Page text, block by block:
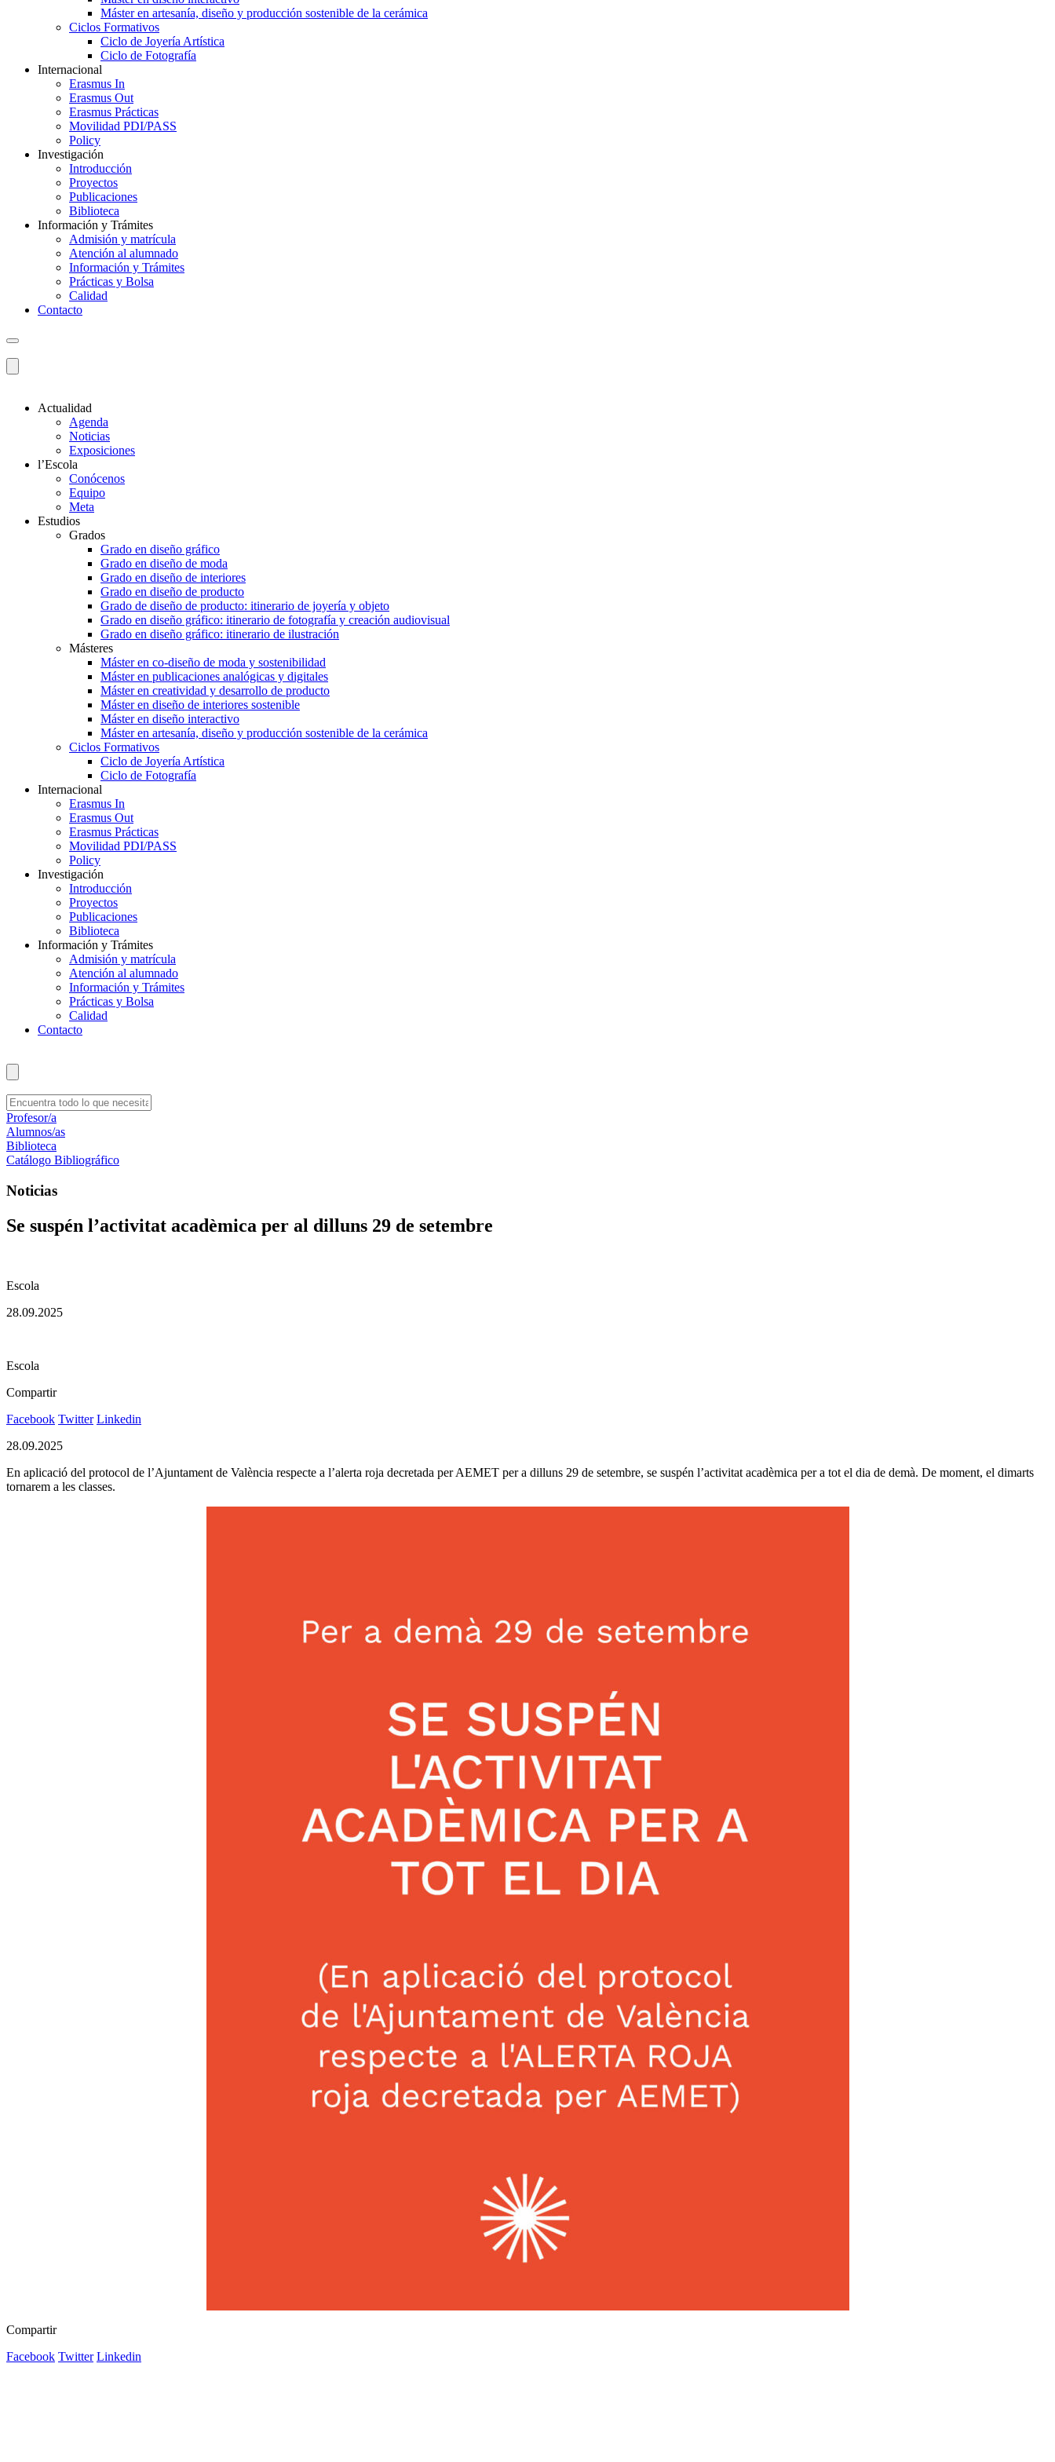
Máster en artesanía, diseño y producción sostenible de la cerámica
Ciclos Formativos
Ciclo de Joyería Artística
Ciclo de Fotografía
Internacional
Erasmus In
Erasmus Out
Erasmus Prácticas
Movilidad PDI/PASS
Policy
Investigación
Introducción
Proyectos
Publicaciones
Biblioteca
Información y Trámites
Admisión y matrícula
Atención al alumnado
Información y Trámites
Prácticas y Bolsa
Calidad
Contacto
Actualidad
Agenda
Noticias
Exposiciones
l’Escola
Conócenos
Equipo
Meta
Estudios
Grados
Grado en diseño gráfico
Grado en diseño de moda
Grado en diseño de interiores
Grado en diseño de producto
Grado de diseño de producto: itinerario de joyería y objeto
Grado en diseño gráfico: itinerario de fotografía y creación audiovisual
Grado en diseño gráfico: itinerario de ilustración
Másteres
Máster en co-diseño de moda y sostenibilidad
Máster en publicaciones analógicas y digitales
Máster en creatividad y desarrollo de producto
Máster en diseño de interiores sostenible
Máster en diseño interactivo
Máster en artesanía, diseño y producción sostenible de la cerámica
Ciclos Formativos
Ciclo de Joyería Artística
Ciclo de Fotografía
Internacional
Erasmus In
Erasmus Out
Erasmus Prácticas
Movilidad PDI/PASS
Policy
Investigación
Introducción
Proyectos
Publicaciones
Biblioteca
Información y Trámites
Admisión y matrícula
Atención al alumnado
Información y Trámites
Prácticas y Bolsa
Calidad
Contacto
Profesor/a
Alumnos/as
Biblioteca
Catálogo Bibliográfico
Noticias
Se suspén l’activitat acadèmica per al dilluns 29 de setembre
Escola
28.09.2025
Escola
Compartir
Facebook Twitter Linkedin
28.09.2025
En aplicació del protocol de l’Ajuntament de València respecte a l’alerta roja decretada per AEMET per a dilluns 29 de setembre, se suspén l’activitat acadèmica per a tot el dia de demà. De moment, el dimarts
tornarem a les classes.
Compartir
Facebook Twitter Linkedin